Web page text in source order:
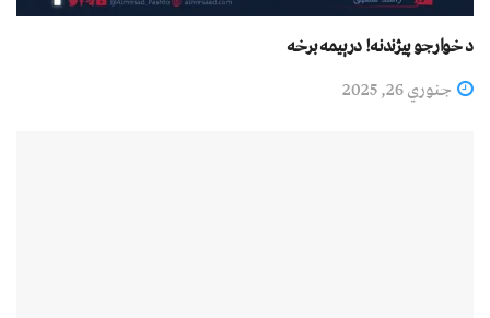
د خوارجو پيژندنه! درېیمه برخه
جنوري 26, 2025